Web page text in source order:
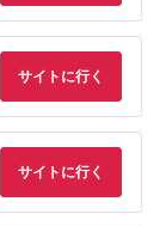
サイトに行く
サイトに行く